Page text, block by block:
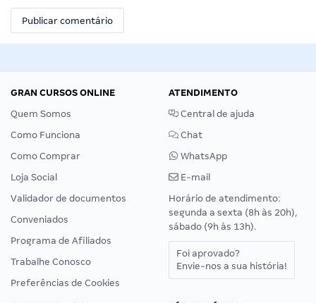
GRAN CURSOS ONLINE
Quem Somos
Como Funciona
Como Comprar
Loja Social
Validador de documentos
Conveniados
Programa de Afiliados
Trabalhe Conosco
Preferências de Cookies
ATENDIMENTO
Central de ajuda
Chat
WhatsApp
E-mail
Horário de atendimento:
segunda a sexta (8h às 20h),
sábado (9h às 13h).
Foi aprovado?
Envie-nos a sua história!